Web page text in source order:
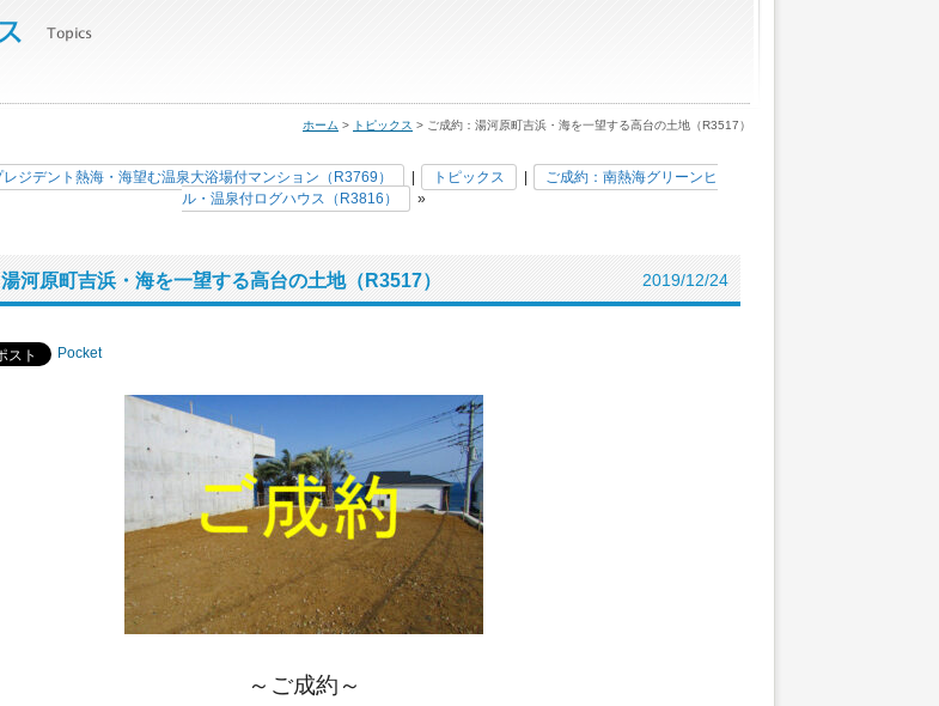
ホーム > トピックス > ご成約：湯河原町吉浜・海を一望する高台の土地（R3517）
ジデント熱海・海望む温泉大浴場付マンション（R3769） トピックス
ご成約：南熱海グリーンヒ
ル・温泉付ログハウス（R3816）
»
河原町吉浜・海を一望する高台の土地（R3517） 2019/12/24
Pocket
～ご成約～